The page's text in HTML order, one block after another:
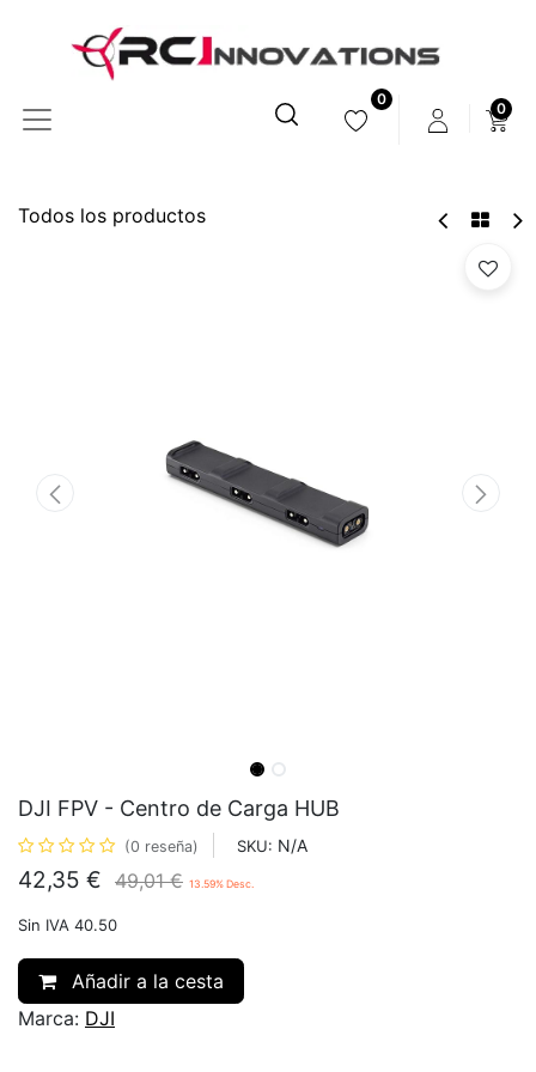
0
0
Todos los productos
DJI FPV - Centro de Carga HUB
(0 reseña) SKU: N/A
42,35 € 49,01€ 13.59% Desc.
Sin IVA 40.50
Añadir a la cesta
Marca: DJI